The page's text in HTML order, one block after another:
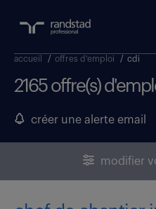
accueil / offres d'emploi / cdi
2165 offre(s)
créer une alerte email
modifier